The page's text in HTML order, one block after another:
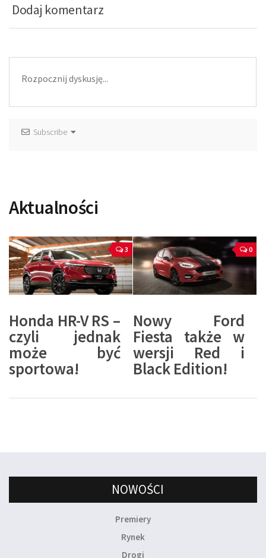
Dodaj komentarz
Subscribe
Aktualności
3
Honda HR-V RS –
czyli jednak
może być
sportowa!
0
Nowy Ford
Fiesta także w
wersji Red i
Black Edition!
NOWOŚCI
Premiery
Rynek
Drogi